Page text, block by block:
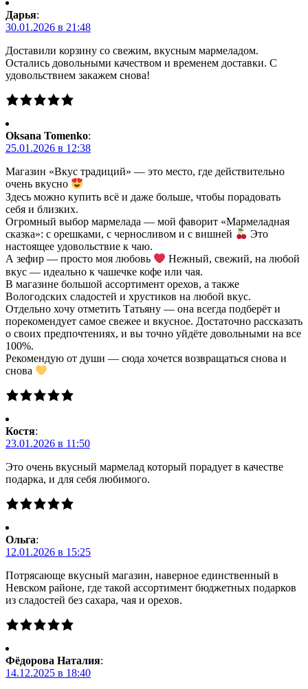
Дарья:
30.01.2026 в 21:48
Доставили корзину со свежим, вкусным мармеладом.
Остались довольными качеством и временем доставки. С
удовольствием закажем снова!
Oksana Tomenko:
25.01.2026 в 12:38
Магазин «Вкус традиций» — это место, где действительно
очень вкусно
Здесь можно купить всё и даже больше, чтобы порадовать
себя и близких.
Огромный выбор мармелада — мой фаворит «Мармеладная
сказка»: с орешками, с черносливом и с вишней
Это
настоящее удовольствие к чаю.
А зефир — просто моя любовь
Нежный, свежий, на любой
вкус — идеально к чашечке кофе или чая.
В магазине большой ассортимент орехов, а также
Вологодских сладостей и хрустиков на любой вкус.
Отдельно хочу отметить Татьяну — она всегда подберёт и
порекомендует самое свежее и вкусное. Достаточно рассказать
о своих предпочтениях, и вы точно уйдёте довольными на все
100%.
Рекомендую от души — сюда хочется возвращаться снова и
снова
Костя:
23.01.2026 в 11:50
Это очень вкусный мармелад который порадует в качестве
подарка, и для себя любимого.
Ольга:
12.01.2026 в 15:25
Потрясающе вкусный магазин, наверное единственный в
Невском районе, где такой ассортимент бюджетных подарков
из сладостей без сахара, чая и орехов.
Фёдорова Наталия:
14.12.2025 в 18:40